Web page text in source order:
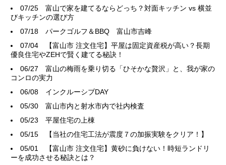
07/25富山で家を建てるならどっち？対面キッチン vs 横並
びキッチンの選び方
07/18パークゴルフ＆BBQ 富山市吉峰
07/04
【富山市 注文住宅】平屋は固定資産税が高い？長期
優良住宅やZEHで賢く建てる秘訣！
06/27富山の梅雨を乗り切る「ひそかな贅沢」と、我が家の
コンロの実力
06/08 インクルーシブDAY
05/30富山市内と射水市内で社内検査
05/23平屋住宅の上棟
05/15
【当社の住宅工法が震度７の加振実験をクリア！】
05/01
【富山市 注文住宅】黄砂に負けない！時短ランドリ
ーを成功させる秘訣とは？